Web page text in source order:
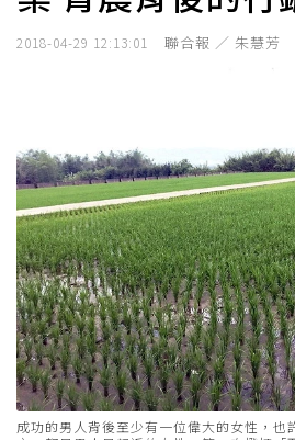
2018-04-29 12:13:01 聯合報 ／ 朱慧芳
成功的男人背後至少有一位偉大的女性，也